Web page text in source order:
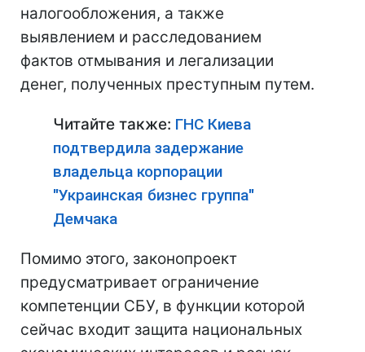
налогообложения, а также
выявлением и расследованием
фактов отмывания и легализации
денег, полученных преступным путем.
Читайте также: ГНС Киева
подтвердила задержание
владельца корпорации
"Украинская бизнес группа"
Демчака
Помимо этого, законопроект
предусматривает ограничение
компетенции СБУ, в функции которой
сейчас входит защита национальных